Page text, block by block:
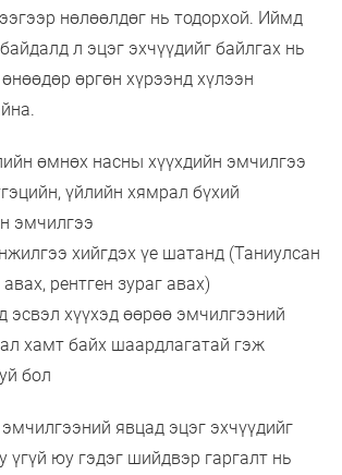
нөлөөлдөг нь тодорхой. Иймд
л эцэг эхчүүдийг байлгах нь
өнөөдөр өргөн хүрээнд хүлээн
өмнөх насны хүүхдийн эмчилгээ
үйлийн хямрал бүхий
эмчилгээ
хийгдэх үе шатанд (Таниулсан
рентген зураг авах)
эсвэл хүүхэд өөрөө эмчилгээний
хамт байх шаардлагатай гэж
бол
явцад эцэг эхчүүдийг
үгүй юу гэдэг шийдвэр гаргалт нь